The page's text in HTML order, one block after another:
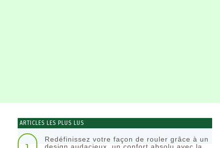
ARTICLES LES PLUS LUS
Redéfinissez votre façon de rouler grâce à un
design audacieux, un confort absolu avec la